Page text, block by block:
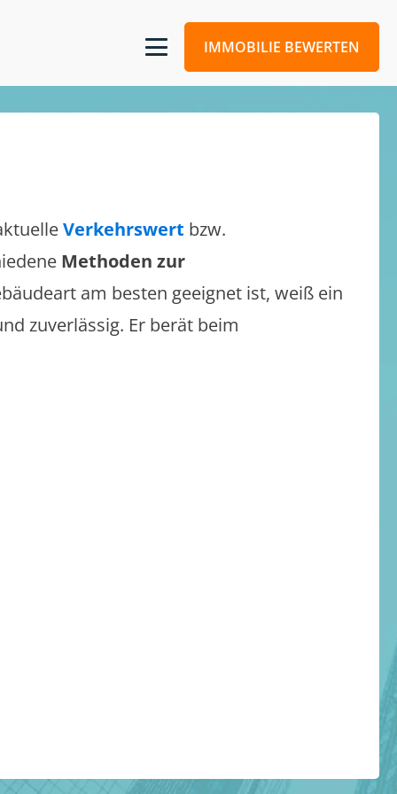
IMMOBILIE BEWERTEN
Verkehrswert bzw.
Methoden zur
am besten geeignet ist, weiß ein
zuverlässig. Er berät beim